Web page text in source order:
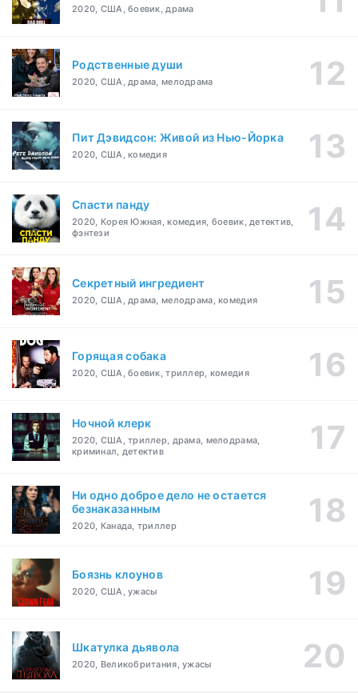
2020, США, боевик, драма
Родственные души
2020, США, драма, мелодрама
Пит Дэвидсон: Живой из Нью-Йорка
2020, США, комедия
Спасти панду
2020, Корея Южная, комедия, боевик, детектив,
фэнтези
Секретный ингредиент
2020, США, драма, мелодрама, комедия
Горящая собака
2020, США, боевик, триллер, комедия
Ночной клерк
2020, США, триллер, драма, мелодрама,
криминал, детектив
Ни одно доброе дело не остается
безнаказанным
2020, Канада, триллер
Боязнь клоунов
2020, США, ужасы
Шкатулка дьявола
2020, Великобритания, ужасы